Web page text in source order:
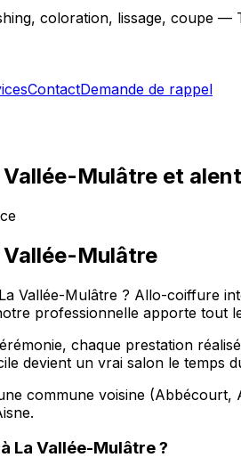
coloration, lissage, coupe —
ContactDemande de rappel
Mulâtre et
Vallée-Mulâtre
Vallée-Mulâtre ? Allo-coiffure
professionnelle apporte tout
chaque prestation
devient un vrai salon le temps
commune voisine
à La Vallée-Mulâtre?